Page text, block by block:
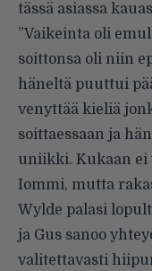
tässä asiassa
”Vaikeinta oli
soittonsa oli niin
häneltä puuttui
venyttää kieliä
soittaessaan ja
uniikki. Kukaan ei
Iommi, mutta
Wylde palasi
ja Gus sanoo
valitettavasti